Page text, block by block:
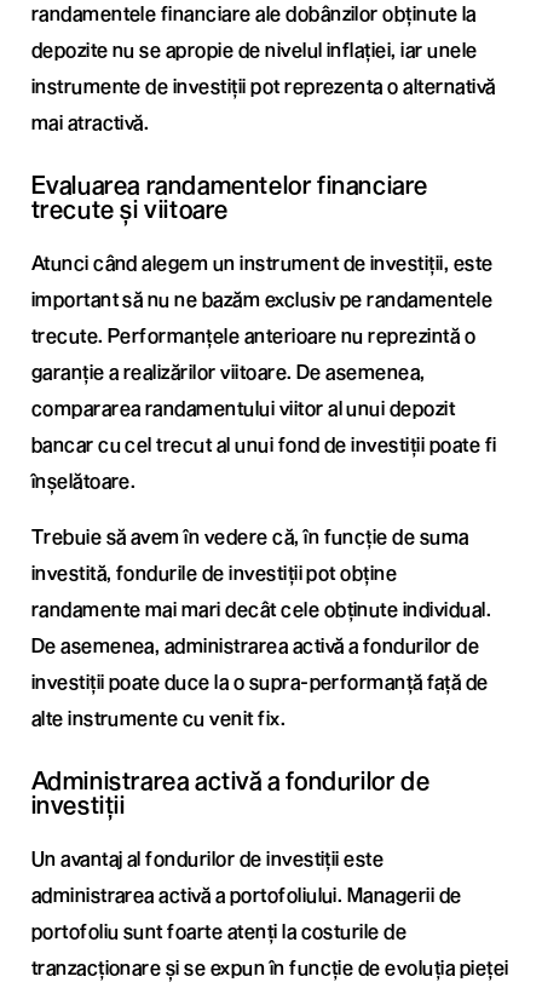
randamentele financiare ale dobânzilor obținute la
depozite nu se apropie de nivelul inflației, iar unele
instrumente de investiții pot reprezenta o alternativă
mai atractivă.
Evaluarea randamentelor financiare
trecute și viitoare
Atunci când alegem un instrument de investiții, este
important să nu ne bazăm exclusiv pe randamentele
trecute. Performanțele anterioare nu reprezintă o
garanție a realizărilor viitoare. De asemenea,
compararea randamentului viitor al unui depozit
bancar cu cel trecut al unui fond de investiții poate fi
înșelătoare.
Trebuie să avem în vedere că, în funcție de suma
investită, fondurile de investiții pot obține
randamente mai mari decât cele obținute individual.
De asemenea, administrarea activă a fondurilor de
investiții poate duce la o supra-performanță față de
alte instrumente cu venit fix.
Administrarea activă a fondurilor de
investiții
Un avantaj al fondurilor de investiții este
administrarea activă a portofoliului. Managerii de
portofoliu sunt foarte atenți la costurile de
tranzacționare și se expun în funcție de evoluția pieței